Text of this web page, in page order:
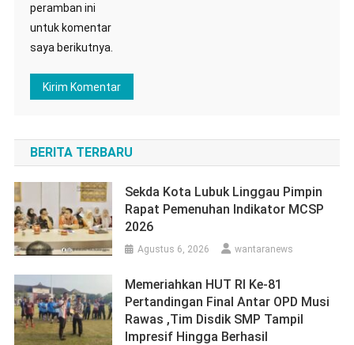
peramban ini
untuk komentar
saya berikutnya.
BERITA TERBARU
Sekda Kota Lubuk Linggau Pimpin
Rapat Pemenuhan Indikator MCSP
2026
Agustus 6, 2026 wantaranews
Memeriahkan HUT RI Ke-81
Pertandingan Final Antar OPD Musi
Rawas ,Tim Disdik SMP Tampil
Impresif Hingga Berhasil